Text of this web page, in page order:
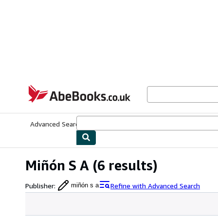
AbeBooks.co.uk
Advanced Search
Miñón S A (6 results)
Publisher: miñón s a Refine with Advanced Search